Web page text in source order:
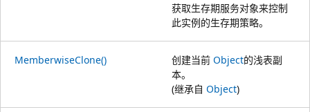
获取生存期服务对象来控制
此实例的生存期策略。
MemberwiseClone() 创建当前 Object的浅表副
本。
(继承自 Object)